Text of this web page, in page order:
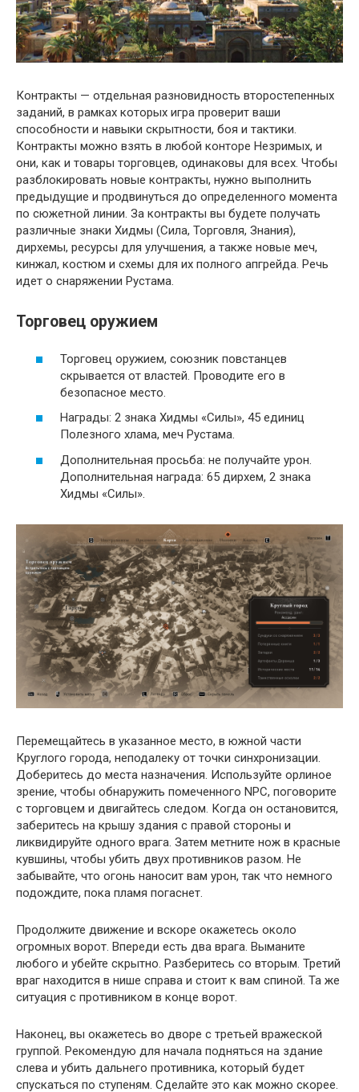
Контракты — отдельная разновидность второстепенных
заданий, в рамках которых игра проверит ваши
способности и навыки скрытности, боя и тактики.
Контракты можно взять в любой конторе Незримых, и
они, как и товары торговцев, одинаковы для всех. Чтобы
разблокировать новые контракты, нужно выполнить
предыдущие и продвинуться до определенного момента
по сюжетной линии. За контракты вы будете получать
различные знаки Хидмы (Сила, Торговля, Знания),
дирхемы, ресурсы для улучшения, а также новые меч,
кинжал, костюм и схемы для их полного апгрейда. Речь
идет о снаряжении Рустама.
Торговец оружием
Торговец оружием, союзник повстанцев
скрывается от властей. Проводите его в
безопасное место.
Награды: 2 знака Хидмы «Силы», 45 единиц
Полезного хлама, меч Рустама.
Дополнительная просьба: не получайте урон.
Дополнительная награда: 65 дирхем, 2 знака
Хидмы «Силы».
Перемещайтесь в указанное место, в южной части
Круглого города, неподалеку от точки синхронизации.
Доберитесь до места назначения. Используйте орлиное
зрение, чтобы обнаружить помеченного NPC, поговорите
с торговцем и двигайтесь следом. Когда он остановится,
заберитесь на крышу здания с правой стороны и
ликвидируйте одного врага. Затем метните нож в красные
кувшины, чтобы убить двух противников разом. Не
забывайте, что огонь наносит вам урон, так что немного
подождите, пока пламя погаснет.
Продолжите движение и вскоре окажетесь около
огромных ворот. Впереди есть два врага. Выманите
любого и убейте скрытно. Разберитесь со вторым. Третий
враг находится в нише справа и стоит к вам спиной. Та же
ситуация с противником в конце ворот.
Наконец, вы окажетесь во дворе с третьей вражеской
группой. Рекомендую для начала подняться на здание
слева и убить дальнего противника, который будет
спускаться по ступеням. Сделайте это как можно скорее.